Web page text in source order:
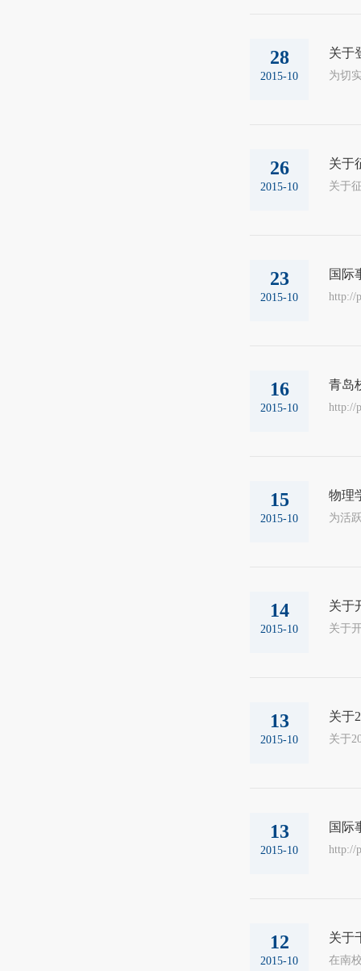
28
2015-10
关于
26
2015-10
关于
关于
23
2015-10
国际
http://
16
2015-10
青岛
http://
15
2015-10
物理
为活
14
2015-10
关于
13
2015-10
关于
关于
13
2015-10
国际
http://
12
2015-10
关于
在南